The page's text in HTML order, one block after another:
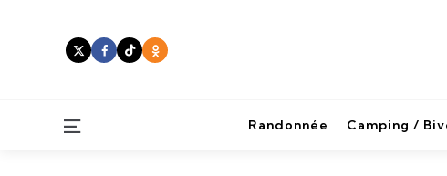
Menu Randonnée Camping /